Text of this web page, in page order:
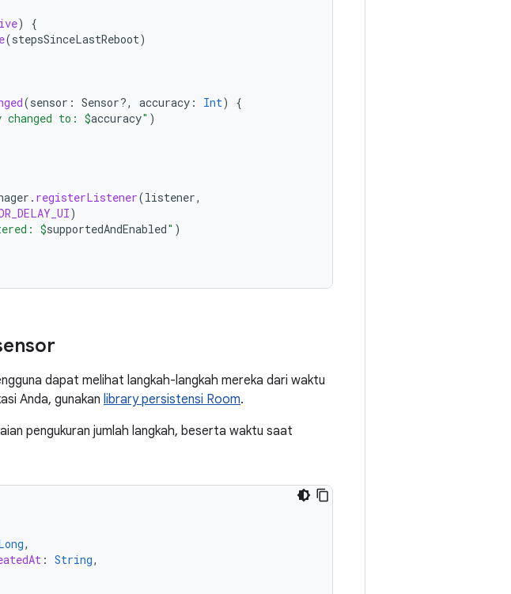
)
{
(stepsSinceLastReboot)
(sensor : Sensor?, accuracy : Int)
{
changed to: $accuracy" )
. registerListener(listener,
)
$supportedAndEnabled" )
dapat melihat langkah-langkah mereka dari waktu
Anda, gunakan library persistensi Room.
pengukuran jumlah langkah, beserta waktu saat
,
: String,